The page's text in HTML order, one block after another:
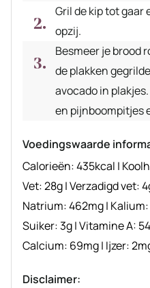
Gril de kip tot gaar
opzij.
Besmeer je brood
de plakken
avocado in
en pijnboompitjes
Voedingswaarde
Calorieën:435kcal |
Vet:28g|Verzadigd vet:4
Natrium:462mg| Kalium:
Suiker:3g|Vitamine A:
Calcium: 69mg| Ijzer:2
Disclaimer: